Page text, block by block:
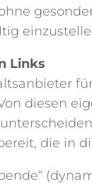
Links
diesen
die in